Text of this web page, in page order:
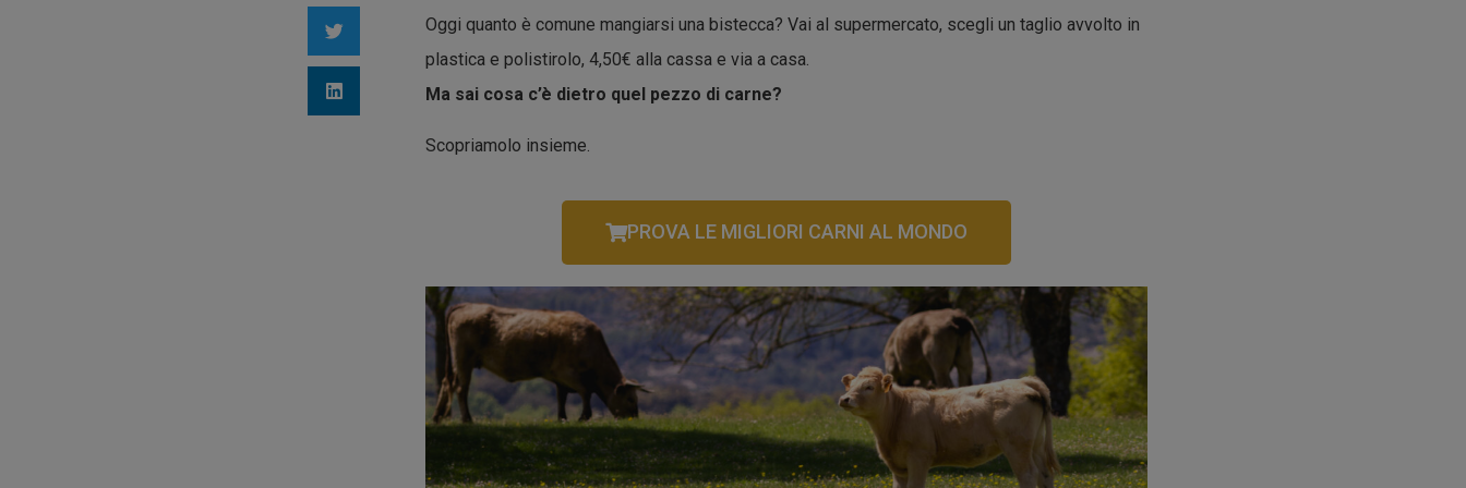
Oggi quanto è comune mangiarsi una bistecca? Vai al supermercato, scegli un taglio avvolto in
plastica e polistirolo, 4,50€ alla cassa e via a casa.
Ma sai cosa c’è dietro quel pezzo di carne?
Scopriamolo insieme.
PROVA LE MIGLIORI CARNI AL MONDO